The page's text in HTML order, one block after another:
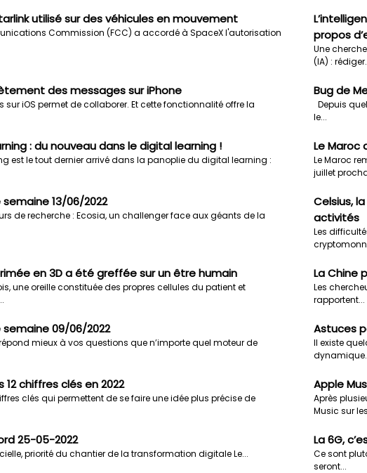
utilisé sur des véhicules en mouvement
Commission (FCC) a accordé à SpaceX l'autorisation
propos
Une
(IA) :
des messages sur iPhone
sur iOS permet de collaborer. Et cette fonctionnalité offre la
Bug de
Depuis
le...
: du nouveau dans le digital learning !
est le tout dernier arrivé dans la panoplie du digital learning :
Le Maroc
Le Maroc
juillet
13/06/2022
de recherche : Ecosia, un challenger face aux géants de la
Celsius,
activités
Les
en 3D a été greffée sur un être humain
une oreille constituée des propres cellules du patient et
La Chine
Les
rapportent...
09/06/2022
mieux à vos questions que n’importe quel moteur de
Astuces
Il existe
12 chiffres clés en 2022
clés qui permettent de se faire une idée plus précise de
Apple
Après
Music sur
25-05-2022
priorité du chantier de la transformation digitale Le...
La 6G,
Ce sont
seront...